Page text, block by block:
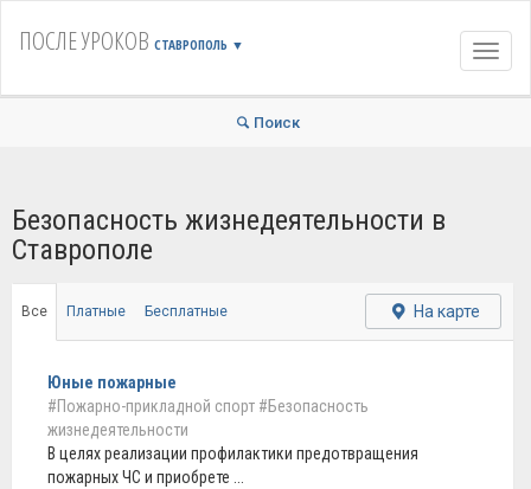
ПОСЛЕ УРОКОВ СТАВРОПОЛЬ ▼
Поиск
Безопасность жизнедеятельности в
Ставрополе
Все Платные Бесплатные На карте
Юные пожарные
#Пожарно-прикладной спорт #Безопасность
жизнедеятельности
В целях реализации профилактики предотвращения
пожарных ЧС и приобрете ...